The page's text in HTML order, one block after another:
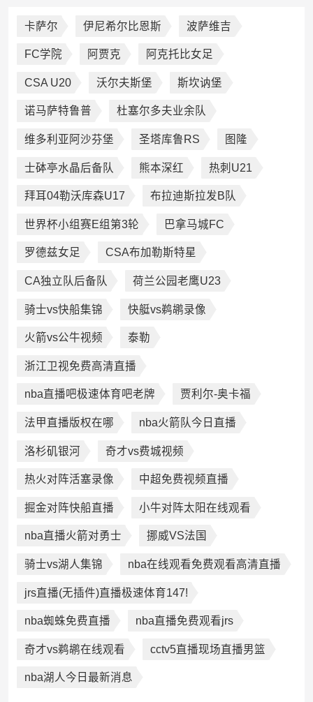
卡萨尔 伊尼希尔比恩斯 波萨维吉
FC学院 阿贾克 阿克托比女足
CSA U20 沃尔夫斯堡 斯坎讷堡
诺马萨特鲁普 杜塞尔多夫业余队
维多利亚阿沙芬堡 圣塔库鲁RS 图隆
士砵亭水晶后备队 熊本深红 热刺U21
拜耳04勒沃库森U17 布拉迪斯拉发B队
世界杯小组赛E组第3轮 巴拿马城FC
罗德兹女足 CSA布加勒斯特星
CA独立队后备队 荷兰公园老鹰U23
骑士vs快船集锦 快艇vs鹈鹕录像
火箭vs公牛视频 泰勒
浙江卫视免费高清直播
nba直播吧极速体育吧老牌 贾利尔-奥卡福
法甲直播版权在哪 nba火箭队今日直播
洛杉矶银河 奇才vs费城视频
热火对阵活塞录像 中超免费视频直播
掘金对阵快船直播 小牛对阵太阳在线观看
nba直播火箭对勇士 挪威VS法国
骑士vs湖人集锦 nba在线观看免费观看高清直播
jrs直播(无插件)直播极速体育147!
nba蜘蛛免费直播 nba直播免费观看jrs
奇才vs鹈鹕在线观看 cctv5直播现场直播男篮
nba湖人今日最新消息